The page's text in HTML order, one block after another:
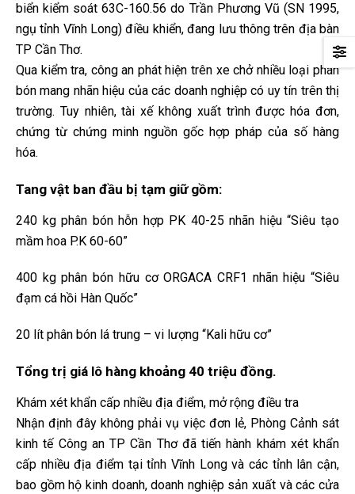
biển kiểm soát 63C-160.56 do Trần Phương Vũ (SN 1995,
ngụ tỉnh Vĩnh Long) điều khiển, đang lưu thông trên địa bàn
TP Cần Thơ.
Qua kiểm tra, công an phát hiện trên xe chở nhiều loại phân
bón mang nhãn hiệu của các doanh nghiệp có uy tín trên thị
trường. Tuy nhiên, tài xế không xuất trình được hóa đơn,
chứng từ chứng minh nguồn gốc hợp pháp của số hàng
hóa.
Tang vật ban đầu bị tạm giữ gồm:
240 kg phân bón hỗn hợp PK 40-25 nhãn hiệu “Siêu tạo
mầm hoa P.K 60-60”
400 kg phân bón hữu cơ ORGACA CRF1 nhãn hiệu “Siêu
đạm cá hồi Hàn Quốc”
20 lít phân bón lá trung – vi lượng “Kali hữu cơ”
Tổng trị giá lô hàng khoảng 40 triệu đồng.
Khám xét khẩn cấp nhiều địa điểm, mở rộng điều tra
Nhận định đây không phải vụ việc đơn lẻ, Phòng Cảnh sát
kinh tế Công an TP Cần Thơ đã tiến hành khám xét khẩn
cấp nhiều địa điểm tại tỉnh Vĩnh Long và các tỉnh lân cận,
bao gồm hộ kinh doanh, doanh nghiệp sản xuất và các cửa